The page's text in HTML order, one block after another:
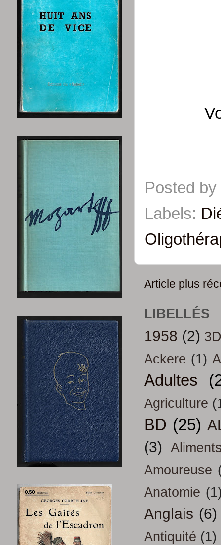
Posted by
Labels:
Article plus
LIBELLÉS
1958 (2)
Ackere (1)
Adultes
Agriculture
BD (25)
(3)
Amoureuse
Anatomie
Anglais (6)
Antiquité (1)